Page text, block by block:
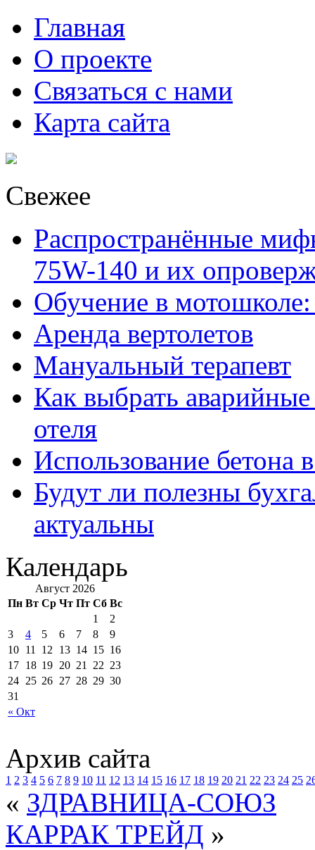
Главная
О проекте
Связаться с нами
Карта сайта
Свежее
Распространённые
75W-140 и их
Обучение в
Аренда вертолетов
Мануальный терапевт
Как выбрать
отеля
Использование бетона
Будут ли полезны
актуальны
Календарь
Август 2026
Пн Вт Ср Чт Пт Сб Вс
« Окт
1
2
3
4 5 6 7 8
9
10 11 12 13 14 15 16
17 18 19 20 21 22 23
24 25 26 27 28 29 30
31
Архив сайта
1 2 3 4 5 6 7 8 9 10 11 12 13 14 15 16 17 18 19 20 21 22 23 24 25
« ЗДРАВНИЦА-СОЮЗ
КАРРАК ТРЕЙД »